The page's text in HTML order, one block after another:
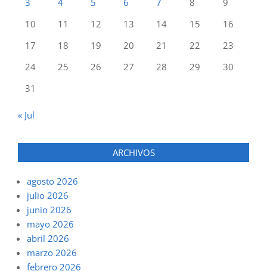
3
4 5 6 7 8
9
10
11 12 13 14 15
16
17
18 19 20 21 22
23
24
25 26 27 28 29
30
31
« Jul
ARCHIVOS
agosto 2026
julio 2026
junio 2026
mayo 2026
abril 2026
marzo 2026
febrero 2026